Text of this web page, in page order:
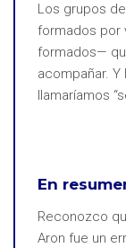
Los grupos
formados por
formados—
acompañar.
llamaríamos
En
Reconozco
Aron fue un